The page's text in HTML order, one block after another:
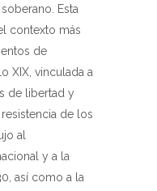
Esta
contexto más
de
XIX, vinculada a
de libertad y
de los
al
y a la
así como a la